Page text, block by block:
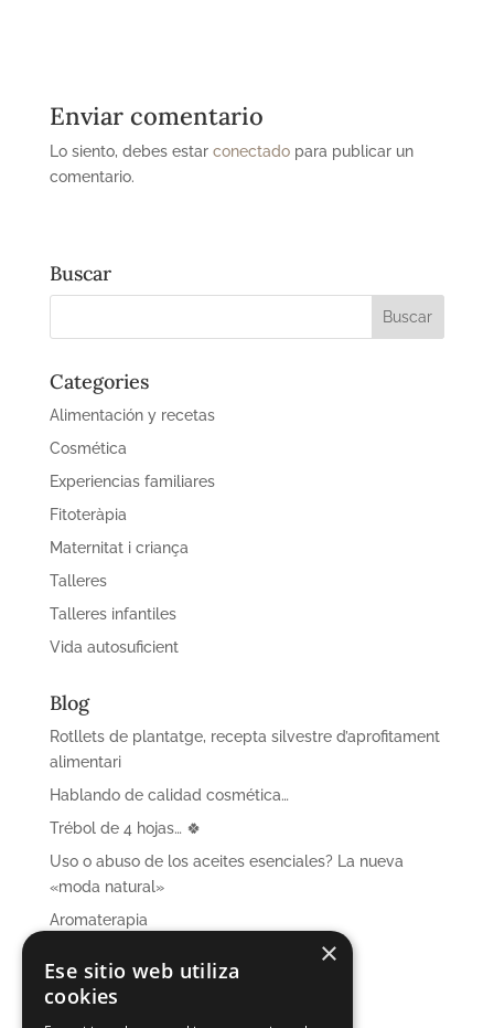
Enviar comentario
Lo siento, debes estar conectadopara publicar un
comentario.
Buscar
Categories
Alimentación y recetas
Cosmética
Experiencias familiares
Fitoteràpia
Maternitat i criança
Talleres
Talleres infantiles
Vida autosuficient
Blog
Rotllets de plantatge, recepta silvestre d’aprofitament
alimentari
Hablando de calidad cosmética…
Trébol de 4 hojas… 🍀
Uso o abuso de los aceites esenciales? La nueva
«moda natural»
Aromaterapia
×
Ese sitio web utiliza
cookies